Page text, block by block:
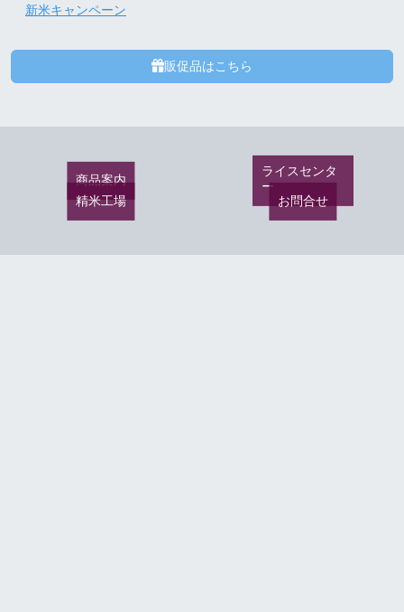
新米キャンペーン
販促品はこちら
商品案内
ライスセンタ
ー
精米工場
お問合せ